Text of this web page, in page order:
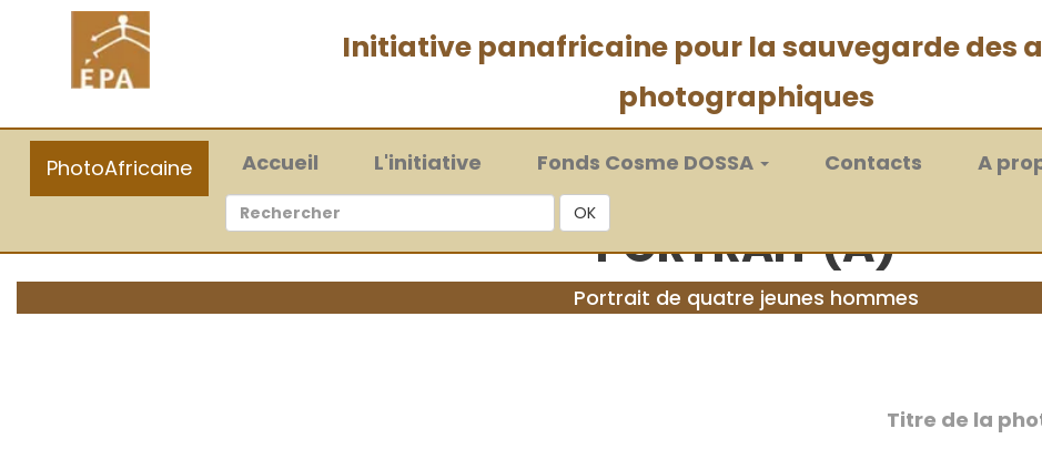
Initiative panafricaine pour la sauvegarde des
photographiques
PhotoAfricaine Accueil(current)L'initiative Fonds Cosme DOSSA Contacts A
OK
PORTRAIT (A)
Portrait de quatre jeunes hommes
Titre de la